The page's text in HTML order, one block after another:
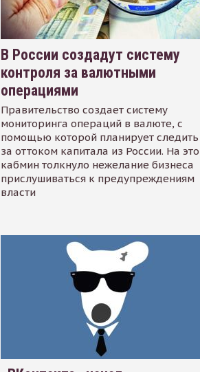
В России создадут систему
контроля за валютными
операциями
Правительство создает систему
мониторинга операций в валюте, с
помощью которой планирует следить
за оттоком капитала из России. На это
кабмин толкнуло нежелание бизнеса
прислушиваться к предупреждениям
власти